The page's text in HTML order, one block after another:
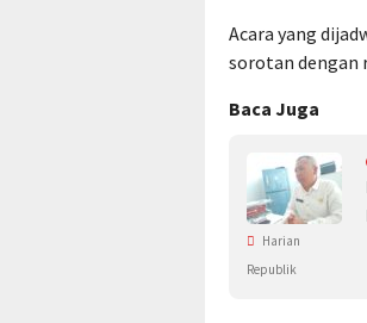
Acara yang
sorotan dengan
Baca Juga
Harian
Republik